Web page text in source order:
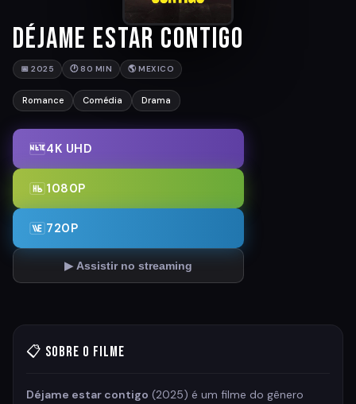
Déjame estar contigo
📅 2025 🕐 80 MIN 🌎 MEXICO
Romance Comédia Drama
4K UHD
1080P
720P
▶ Assistir no streaming
📋 Sobre o Filme
Déjame estar contigo (2025) é um filme do gênero